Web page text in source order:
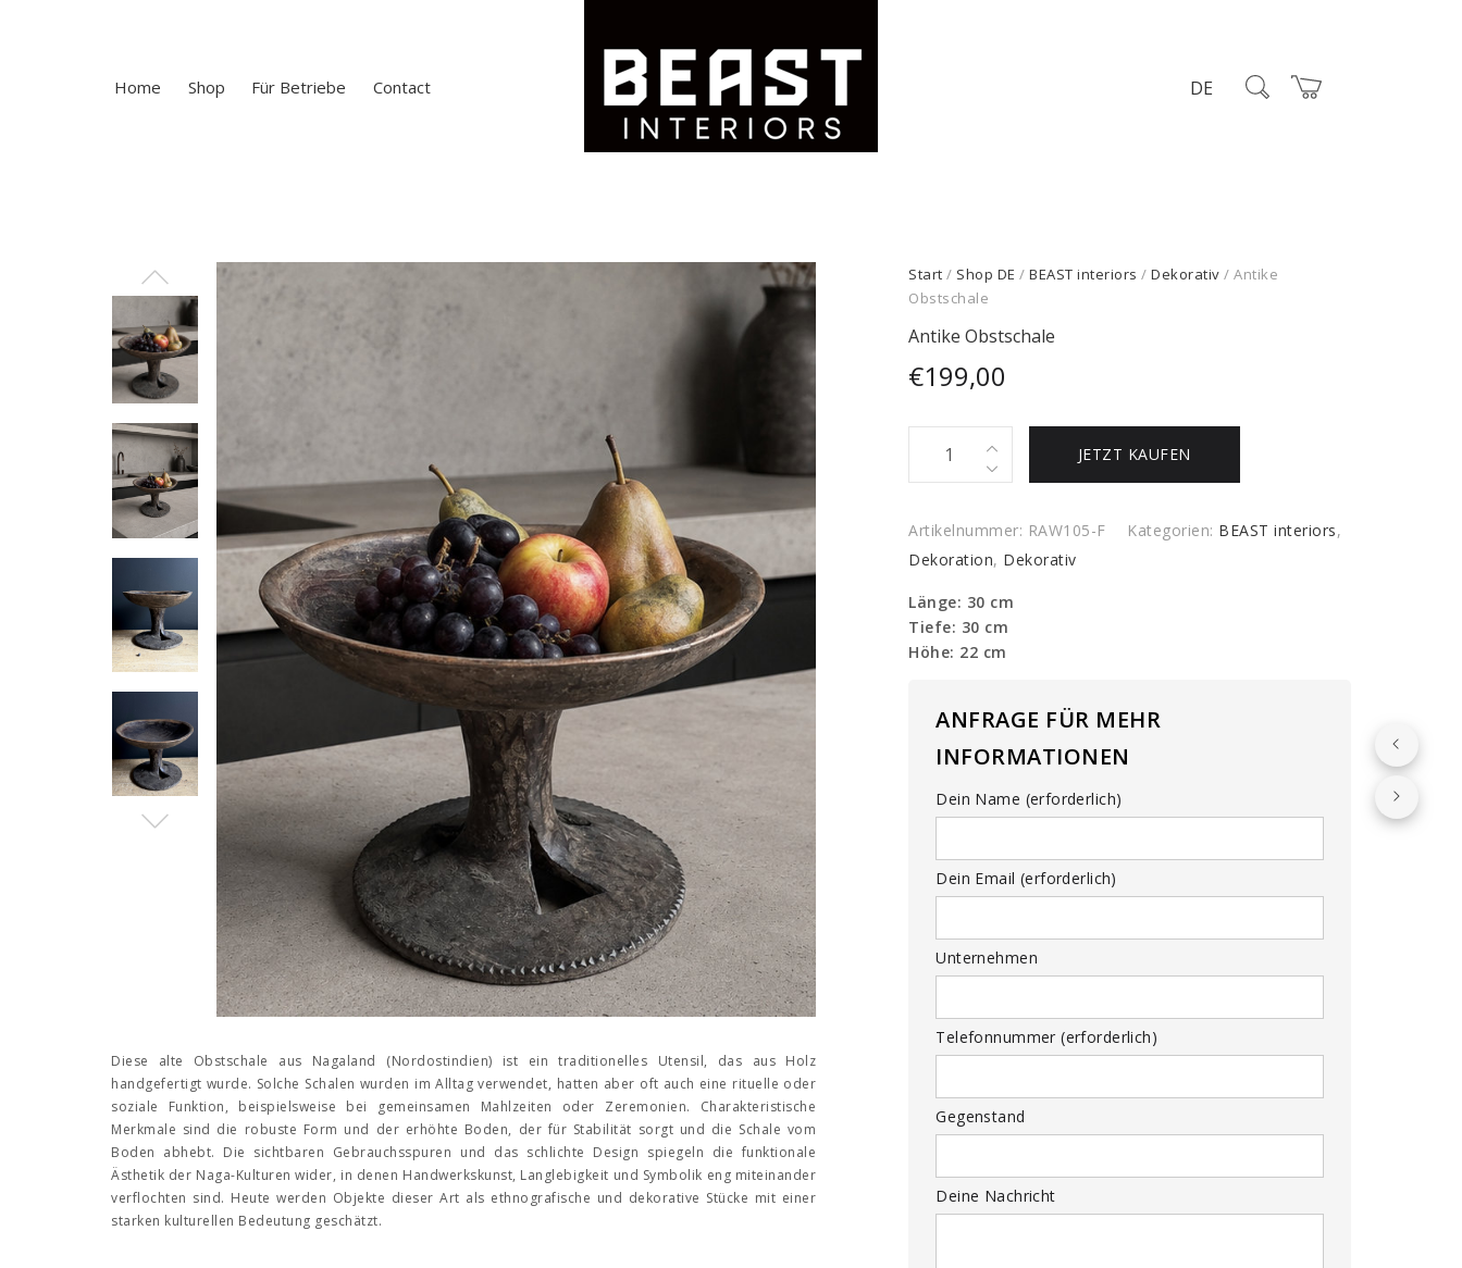
Home Shop Für Betriebe Contact DE
Diese alte Obstschale aus Nagaland (Nordostindien) ist ein traditionelles Utensil, das aus Holz
handgefertigt wurde. Solche Schalen wurden im Alltag verwendet, hatten aber oft auch eine rituelle oder
soziale Funktion, beispielsweise bei gemeinsamen Mahlzeiten oder Zeremonien. Charakteristische
Merkmale sind die robuste Form und der erhöhte Boden, der für Stabilität sorgt und die Schale vom
Boden abhebt. Die sichtbaren Gebrauchsspuren und das schlichte Design spiegeln die funktionale
Ästhetik der Naga-Kulturen wider, in denen Handwerkskunst, Langlebigkeit und Symbolik eng miteinander
verflochten sind. Heute werden Objekte dieser Art als ethnografische und dekorative Stücke mit einer
starken kulturellen Bedeutung geschätzt.
Start / Shop DE /BEAST interiors /Dekorativ / Antike
Obstschale
Antike Obstschale
€199,00
Obstschale
JETZT KAUFEN
Artikelnummer: RAW105-F Kategorien: BEAST interiors,
Dekoration, Dekorativ
Länge: 30 cm
Tiefe: 30 cm
Höhe: 22 cm
ANFRAGE FÜR MEHR
INFORMATIONEN
Dein Name (erforderlich)
Dein Email (erforderlich)
Unternehmen
Telefonnummer (erforderlich)
Gegenstand
Deine Nachricht